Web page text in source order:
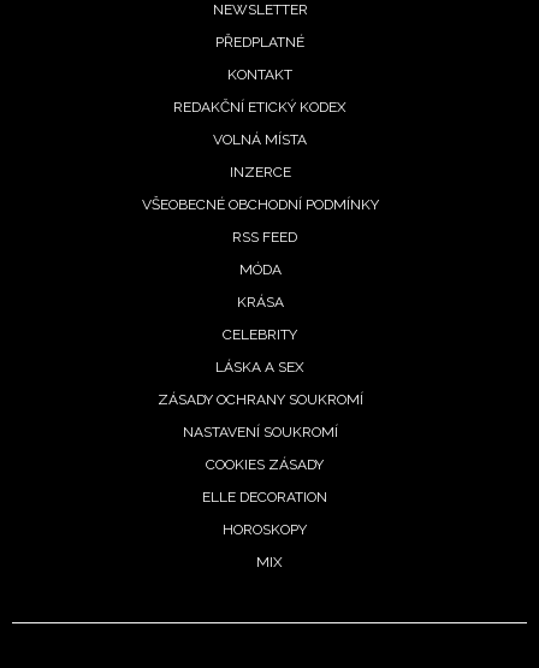
NEWSLETTER
PŘEDPLATNÉ
KONTAKT
REDAKČNÍ ETICKÝ KODEX
VOLNÁ MÍSTA
INZERCE
VŠEOBECNÉ OBCHODNÍ PODMÍNKY
RSS FEED
MÓDA
KRÁSA
CELEBRITY
LÁSKA A SEX
ZÁSADY OCHRANY SOUKROMÍ
NASTAVENÍ SOUKROMÍ
COOKIES ZÁSADY
ELLE DECORATION
HOROSKOPY
MIX